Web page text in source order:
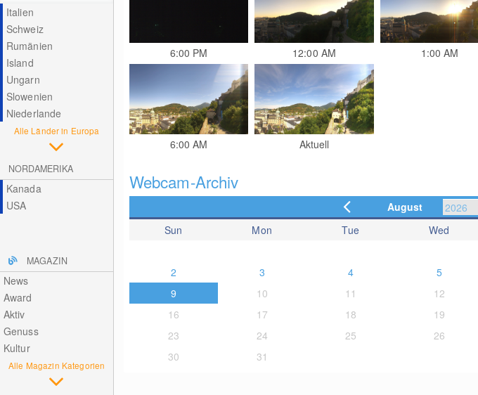
Italien
Schweiz
Rumänien
Island
Ungarn
Slowenien
Niederlande
Alle Länder in Europa
NORDAMERIKA
Kanada
USA
MAGAZIN
News
Award
Aktiv
Genuss
Kultur
Alle Magazin Kategorien
6:00 PM 12:00 AM 1:00 AM
6:00 AM Aktuell
Webcam-Archiv
August
Sun
Mon Tue Wed
2
3 4 5
9
10 11 12
16
17 18 19
23
24 25 26
30
31